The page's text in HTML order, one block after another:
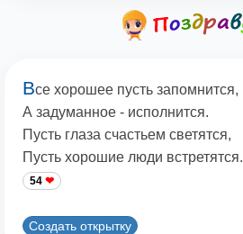
Все хорошее пусть запомнится,
А задуманное - исполнится.
Пусть глаза счастьем светятся,
Пусть хорошие люди встретятся.
54
Создать открытку